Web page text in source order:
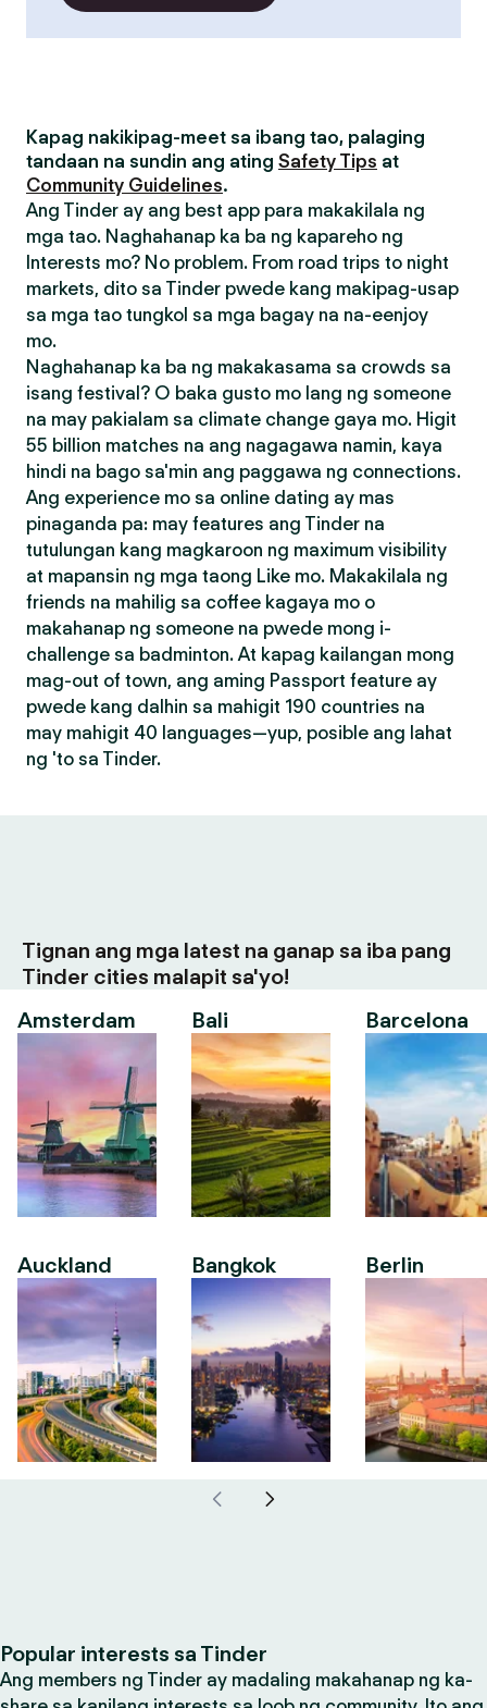
Kapag nakikipag-meet sa ibang tao, palaging
tandaan na sundin ang ating Safety Tips at
Community Guidelines.
Ang Tinder ay ang best app para makakilala ng
mga tao. Naghahanap ka ba ng kapareho ng
Interests mo? No problem. From road trips to night
markets, dito sa Tinder pwede kang makipag-usap
sa mga tao tungkol sa mga bagay na na-eenjoy
mo.
Naghahanap ka ba ng makakasama sa crowds sa
isang festival? O baka gusto mo lang ng someone
na may pakialam sa climate change gaya mo. Higit
55 billion matches na ang nagagawa namin, kaya
hindi na bago sa'min ang paggawa ng connections.
Ang experience mo sa online dating ay mas
pinaganda pa: may features ang Tinder na
tutulungan kang magkaroon ng maximum visibility
at mapansin ng mga taong Like mo. Makakilala ng
friends na mahilig sa coffee kagaya mo o
makahanap ng someone na pwede mong i-
challenge sa badminton. At kapag kailangan mong
mag-out of town, ang aming Passport feature ay
pwede kang dalhin sa mahigit 190 countries na
may mahigit 40 languages—yup, posible ang lahat
ng 'to sa Tinder.
Tignan ang mga latest na ganap sa iba pang
Tinder cities malapit sa'yo!
Amsterdam
Auckland
Bali
Bangkok
Barcelona
Berlin
Popular interests sa Tinder
Ang members ng Tinder ay madaling makahanap ng ka-